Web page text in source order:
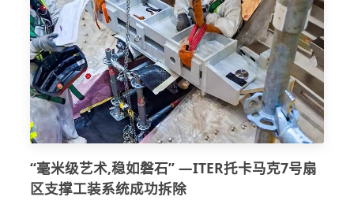
“毫米级艺术,稳如磐石” —ITER托卡马克7号扇
区支撑工装系统成功拆除